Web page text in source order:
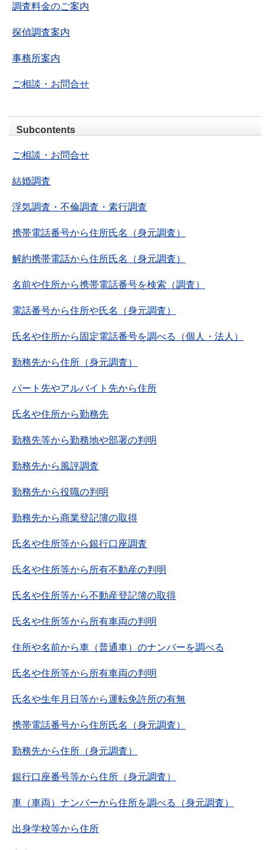
調査料金のご案内
探偵調査案内
事務所案内
ご相談・お問合せ
Subcontents
ご相談・お問合せ
結婚調査
浮気調査・不倫調査・素行調査
携帯電話番号から住所氏名（身元調査）
解約携帯電話から住所氏名（身元調査）
名前や住所から携帯電話番号を検索（調査）
電話番号から住所や氏名（身元調査）
氏名や住所から固定電話番号を調べる（個人・法人）
勤務先から住所（身元調査）
パート先やアルバイト先から住所
氏名や住所から勤務先
勤務先等から勤務地や部署の判明
勤務先から風評調査
勤務先から役職の判明
勤務先から商業登記簿の取得
氏名や住所等から銀行口座調査
氏名や住所等から所有不動産の判明
氏名や住所等から不動産登記簿の取得
氏名や住所等から所有車両の判明
住所や名前から車（普通車）のナンバーを調べる
氏名や住所等から所有車両の判明
氏名や生年月日等から運転免許所の有無
携帯電話番号から住所氏名（身元調査）
勤務先から住所（身元調査）
銀行口座番号等から住所（身元調査）
車（車両）ナンバーから住所を調べる（身元調査）
出身学校等から住所